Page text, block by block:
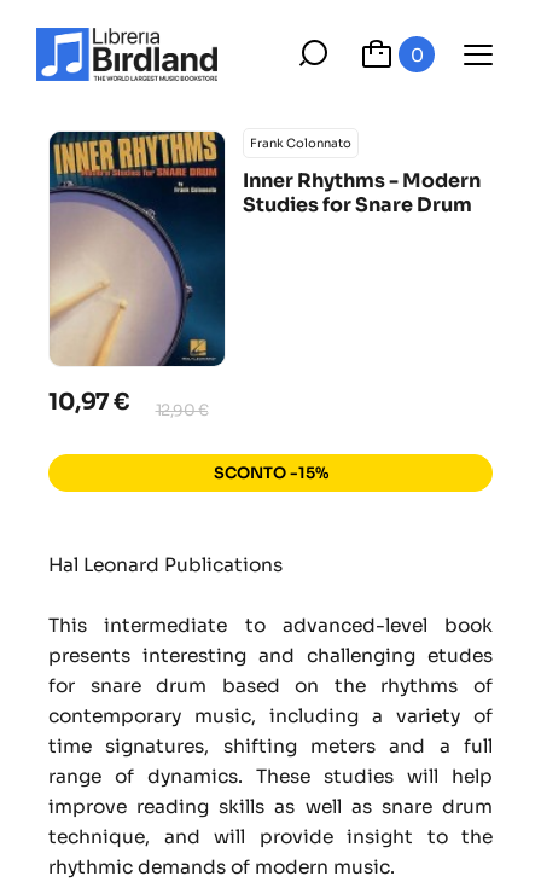
0
Frank Colonnato
Inner Rhythms - Modern
Studies for Snare Drum
10,97 € 12,90 €
SCONTO -15%
Hal Leonard Publications
This intermediate to advanced-level book
presents interesting and challenging etudes
for snare drum based on the rhythms of
contemporary music, including a variety of
time signatures, shifting meters and a full
range of dynamics. These studies will help
improve reading skills as well as snare drum
technique, and will provide insight to the
rhythmic demands of modern music.